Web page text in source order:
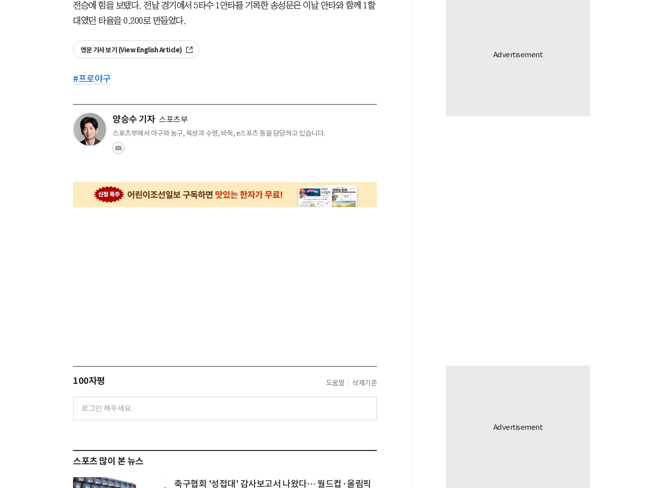
전승에 힘을 보탰다. 전날 경기에서 5타수 1안타를 기록한 송성문은 이날 안타와 함께 1할
대였던 타율을 0.200로 만들었다.
영문 기사 보기 (View English Article)
#프로야구
양승수 기자 스포츠부
스포츠부에서 야구와 농구, 육상과 수영, 바둑, e스포츠 등을 담당하고 있습니다.
100자평 도움말 삭제기준
스포츠 많이 본 뉴스
축구협회 '성접대' 감사보고서 나왔다… 월드컵·올림픽